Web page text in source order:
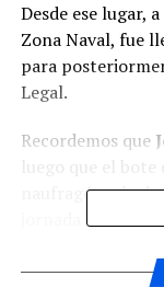
Desde ese lugar,
Zona Naval, fue
para
Legal.
Recordemos que
naufragó en la
jornada del día
Una de las
internada en el